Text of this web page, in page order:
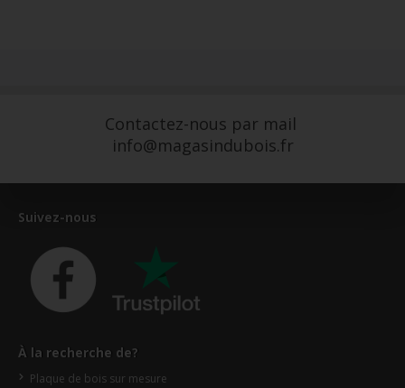
Contactez-nous par mail
info@magasindubois.fr
Suivez-nous
À la recherche de?
Plaque de bois sur mesure